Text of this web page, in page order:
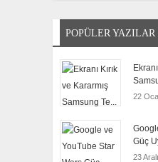
POPÜLER YAZILAR
22
Güç
23